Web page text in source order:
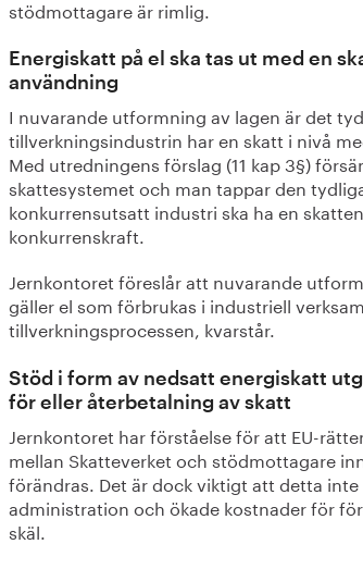
stödmottagare är rimlig.
Energiskatt på el ska tas ut med en
användning
I nuvarande utformning av lagen är det
tillverkningsindustrin har en skatt i nivå
Med utredningens förslag (11 kap 3§)
skattesystemet och man tappar den
konkurrensutsatt industri ska ha en
konkurrenskraft.
Jernkontoret föreslår att nuvarande
gäller el som förbrukas i industriell
tillverkningsprocessen, kvarstår.
Stöd i form av nedsatt energiskatt
för eller återbetalning av skatt
Jernkontoret har förståelse för att EU-
mellan Skatteverket och stödmottagare
förändras. Det är dock viktigt att detta
administration och ökade kostnader för
skäl.